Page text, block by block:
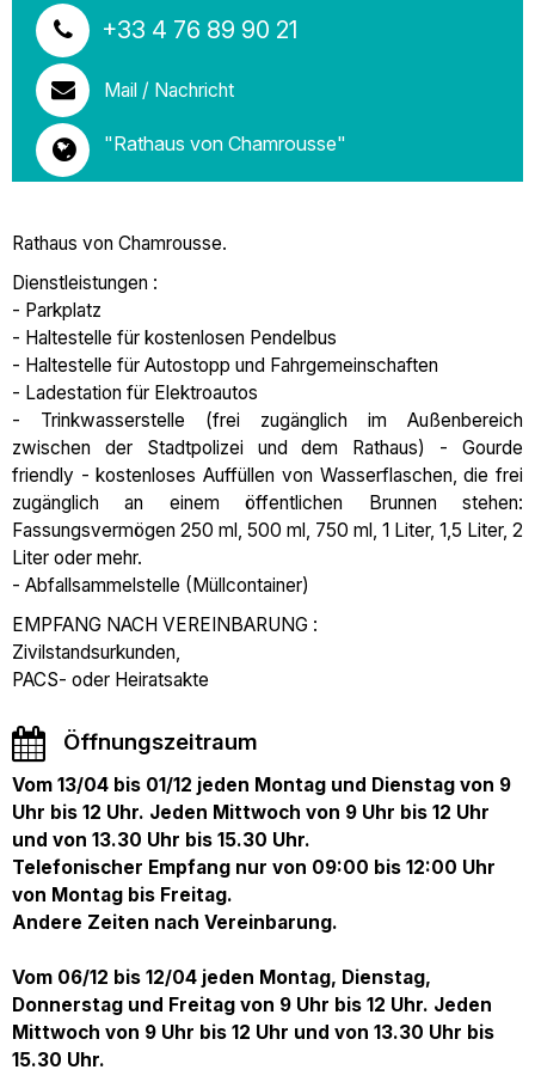
+33 4 76 89 90 21
Mail / Nachricht
"Rathaus von Chamrousse"
Rathaus von Chamrousse.
Dienstleistungen :
- Parkplatz
- Haltestelle für kostenlosen Pendelbus
- Haltestelle für Autostopp und Fahrgemeinschaften
- Ladestation für Elektroautos
- Trinkwasserstelle (frei zugänglich im Außenbereich
zwischen der Stadtpolizei und dem Rathaus) - Gourde
friendly - kostenloses Auffüllen von Wasserflaschen, die frei
zugänglich an einem öffentlichen Brunnen stehen:
Fassungsvermögen 250 ml, 500 ml, 750 ml, 1 Liter, 1,5 Liter, 2
Liter oder mehr.
- Abfallsammelstelle (Müllcontainer)
EMPFANG NACH VEREINBARUNG :
Zivilstandsurkunden,
PACS- oder Heiratsakte
Öffnungszeitraum
Vom 13/04 bis 01/12 jeden Montag und Dienstag von 9
Uhr bis 12 Uhr. Jeden Mittwoch von 9 Uhr bis 12 Uhr
und von 13.30 Uhr bis 15.30 Uhr.
Telefonischer Empfang nur von 09:00 bis 12:00 Uhr
von Montag bis Freitag.
Andere Zeiten nach Vereinbarung.
Vom 06/12 bis 12/04 jeden Montag, Dienstag,
Donnerstag und Freitag von 9 Uhr bis 12 Uhr. Jeden
Mittwoch von 9 Uhr bis 12 Uhr und von 13.30 Uhr bis
15.30 Uhr.